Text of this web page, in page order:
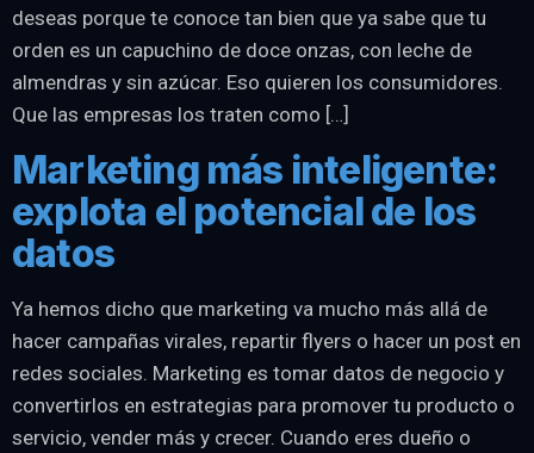
deseas porque te conoce tan bien que ya sabe que tu
orden es un capuchino de doce onzas, con leche de
almendras y sin azúcar. Eso quieren los consumidores.
Que las empresas los traten como […]
Marketing más inteligente:
explota el potencial de los
datos
Ya hemos dicho que marketing va mucho más allá de
hacer campañas virales, repartir flyers o hacer un post en
redes sociales. Marketing es tomar datos de negocio y
convertirlos en estrategias para promover tu producto o
servicio, vender más y crecer. Cuando eres dueño o